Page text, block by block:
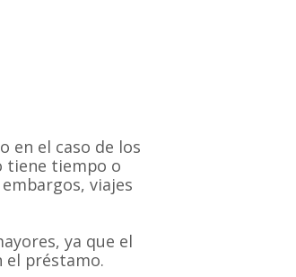
en el caso de los
tiene tiempo o
viajes
ya que el
el préstamo.